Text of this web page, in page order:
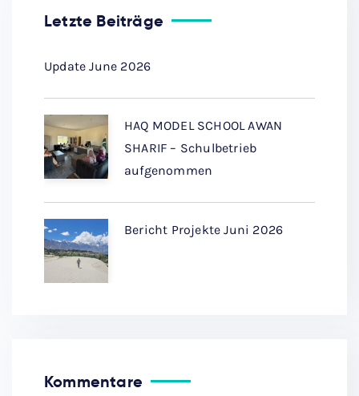
Letzte Beiträge
Update June 2026
HAQ MODEL SCHOOL AWAN
SHARIF – Schulbetrieb
aufgenommen
Bericht Projekte Juni 2026
Kommentare